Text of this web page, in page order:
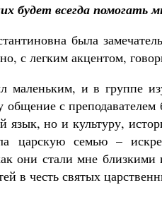
будет всегда помогать
была
с легким акцентом,
и в группе
общение с
язык, но и культуру,
царскую семью –
они стали мне
в честь святых